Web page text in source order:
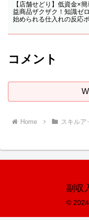
【店舗せどり】低資金×
益商品ザクザク！知識ゼ
始められる仕入れの反応
コメント
Home スキルア
副収
© 2024